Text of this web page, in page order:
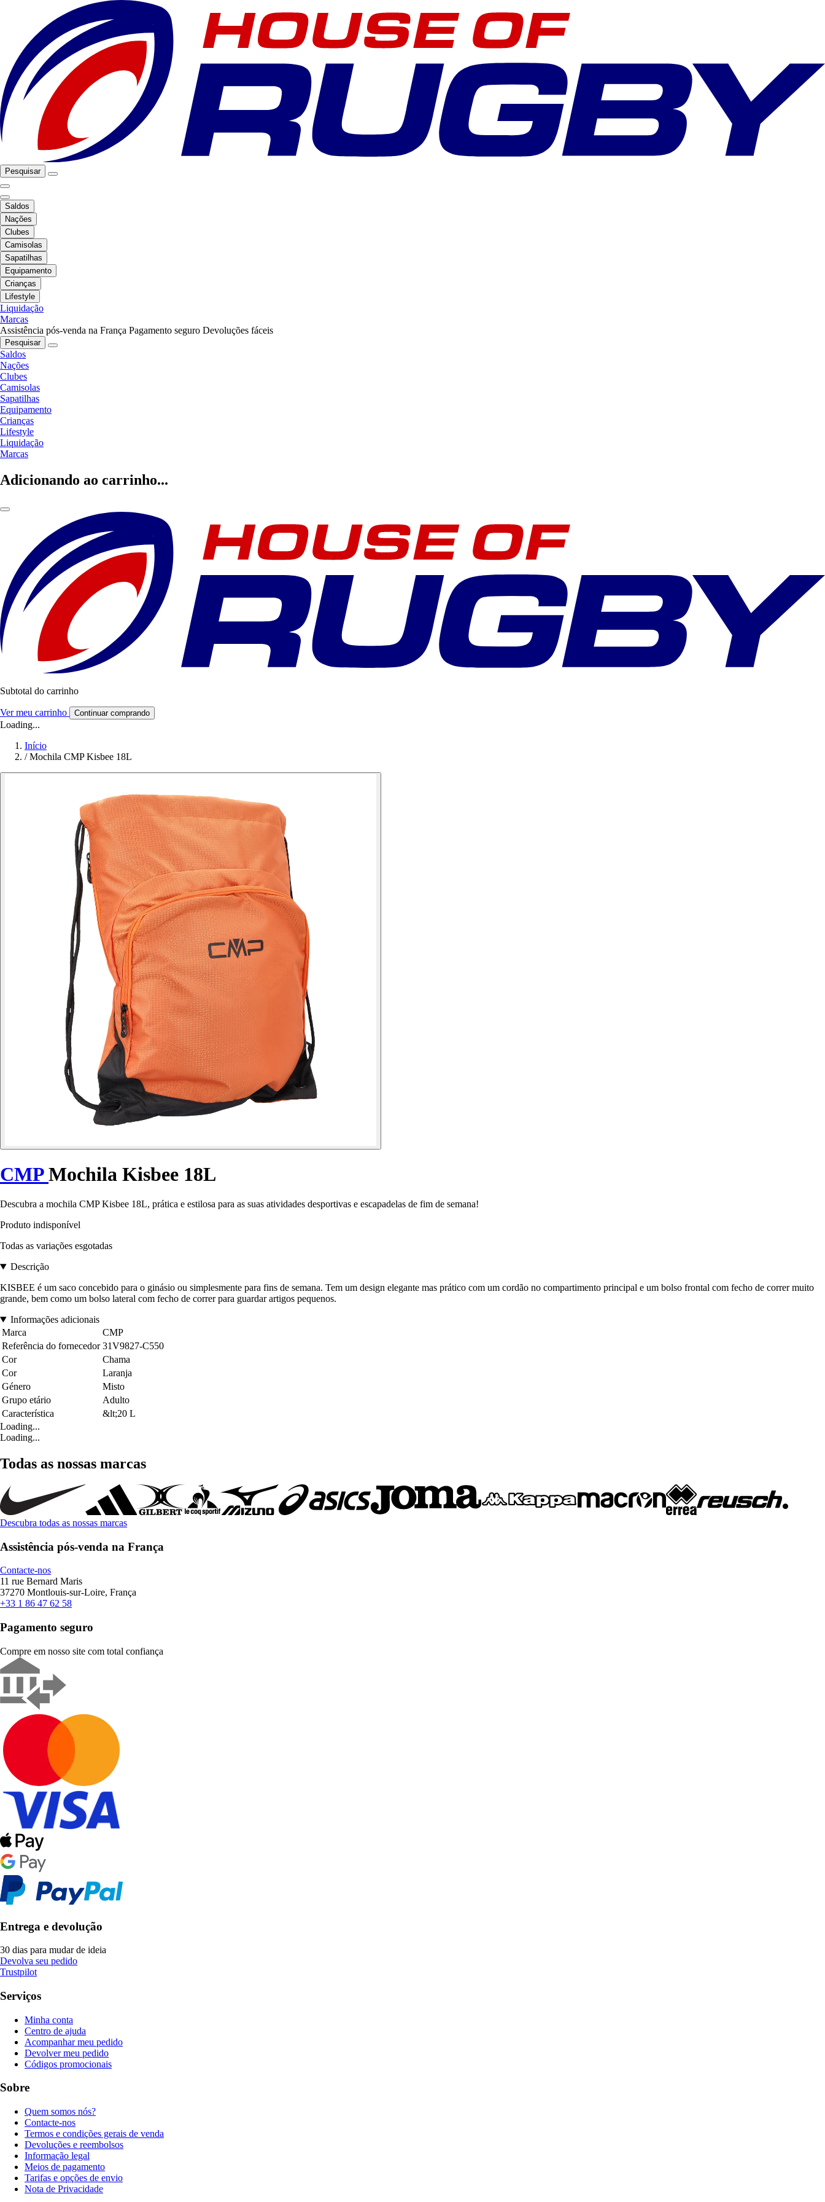
Pesquisar
Saldos
Nações
Clubes
Camisolas
Sapatilhas
Equipamento
Crianças
Lifestyle
Liquidação
Marcas
Assistência pós-venda na França Pagamento seguro Devoluções fáceis
Pesquisar
Saldos
Nações
Clubes
Camisolas
Sapatilhas
Equipamento
Crianças
Lifestyle
Liquidação
Marcas
Adicionando ao carrinho...
Subtotal do carrinho
Ver meu carrinho Continuar comprando
Loading...
Início
/ Mochila CMP Kisbee 18L
CMPMochila Kisbee 18L
Descubra a mochila CMP Kisbee 18L, prática e estilosa para as suas atividades desportivas e escapadelas de fim de semana!
Produto indisponível
Todas as variações esgotadas
Descrição
KISBEE é um saco concebido para o ginásio ou simplesmente para fins de semana. Tem um design elegante mas prático com um cordão no compartimento principal e um bolso frontal com fecho de correr muito
grande, bem como um bolso lateral com fecho de correr para guardar artigos pequenos.
Informações adicionais
Marca
CMP
Referência do fornecedor 31V9827-C550
Cor
Chama
Cor
Laranja
Género
Misto
Grupo etário
Adulto
Característica
&lt;20 L
Loading...
Loading...
Todas as nossas marcas
Descubra todas as nossas marcas
Assistência pós-venda na França
Contacte-nos
11 rue Bernard Maris
37270 Montlouis-sur-Loire, França
+33 1 86 47 62 58
Pagamento seguro
Compre em nosso site com total confiança
Entrega e devolução
30 dias para mudar de ideia
Devolva seu pedido
Trustpilot
Serviços
Minha conta
Centro de ajuda
Acompanhar meu pedido
Devolver meu pedido
Códigos promocionais
Sobre
Quem somos nós?
Contacte-nos
Termos e condições gerais de venda
Devoluções e reembolsos
Informação legal
Meios de pagamento
Tarifas e opções de envio
Nota de Privacidade